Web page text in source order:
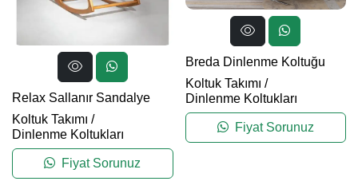
Relax Sallanır Sandalye
Koltuk Takımı /
Dinlenme Koltukları
Fiyat Sorunuz
Breda Dinlenme Koltuğu
Koltuk Takımı /
Dinlenme Koltukları
Fiyat Sorunuz